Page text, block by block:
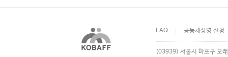
FAQ 공동체상영 신청
(03939) 서울시 마포구 모